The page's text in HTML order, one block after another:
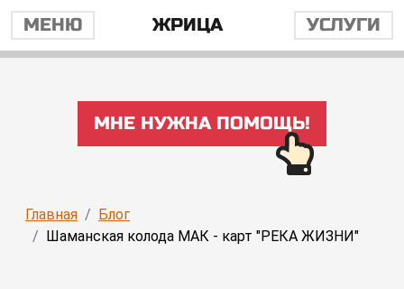
МЕНЮ ЖРИЦА УСЛУГИ
МНЕ НУЖНА ПОМОЩЬ!
Главная
Блог
Шаманская колода МАК - карт "РЕКА ЖИЗНИ"